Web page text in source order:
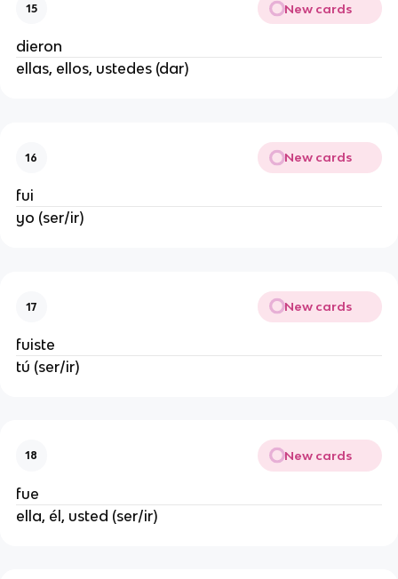
15 New cards
dieron
ellas, ellos, ustedes (dar)
16 New cards
fui
yo (ser/ir)
17 New cards
fuiste
tú (ser/ir)
18 New cards
fue
ella, él, usted (ser/ir)